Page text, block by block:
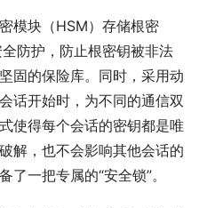
模块（HSM）存储根密
防护，防止根密钥被非法
固的保险库。同时，采用动
话开始时，为不同的通信双
使得每个会话的密钥都是唯
解，也不会影响其他会话的
一把专属的“安全锁”。